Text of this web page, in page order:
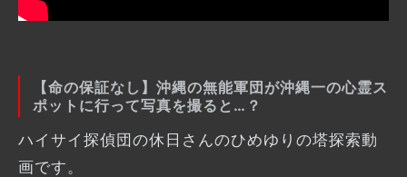
【命の保証なし】沖縄の無能軍団が沖縄一の心霊ス
ポットに行って写真を撮ると…？
ハイサイ探偵団の休日さんのひめゆりの塔探索動
画です。